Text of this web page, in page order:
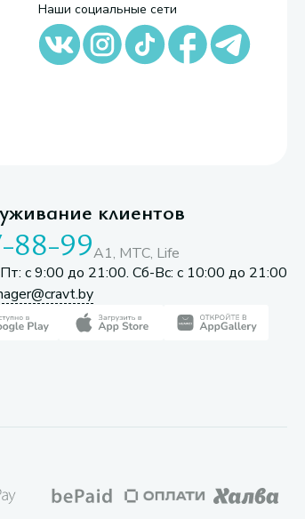
Наши социальные сети
клиентов
88-99A1, МТС, Life
с 9:00 до 21:00. Сб-Вс: с 10:00 до 21:00